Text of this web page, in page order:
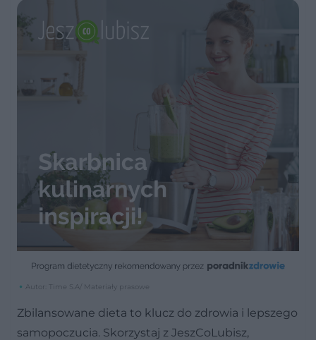
Autor: Time S.A/ Materiały prasowe
Zbilansowane dieta to klucz do zdrowia i lepszego
samopoczucia. Skorzystaj z JeszCoLubisz,